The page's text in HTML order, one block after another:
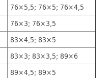
76×5,5; 76×5; 76×4,5
76×3; 76×3,5
83×4,5; 83×5
83×3; 83×3,5; 89×6
89×4,5; 89×5